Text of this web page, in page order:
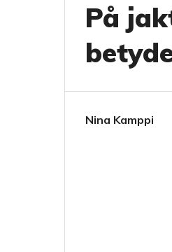
På
Nina Kamppi